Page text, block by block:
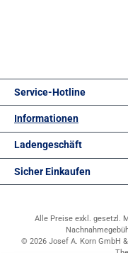
Service-Hotline
Informationen
Ladengeschäft
Sicher Einkaufen
Alle Preise exkl. gesetzl.
© 2026 Josef A. Korn GmbH